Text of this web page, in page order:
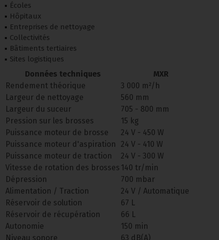
Écoles
Hôpitaux
Entreprises de nettoyage
Collectivités
Bâtiments tertiaires
Sites logistiques
Données techniques
MXR
Rendement théorique
3 000 m²/h
Largeur de nettoyage
560 mm
Largeur du suceur
705 - 800 mm
Pression sur les brosses
15 kg
Puissance moteur de brosse
24 V - 450 W
Puissance moteur d'aspiration
24 V - 410 W
Puissance moteur de traction
24 V - 300 W
Vitesse de rotation des brosses 140 tr/min
Dépression
700 mbar
Alimentation / Traction
24 V / Automatique
Réservoir de solution
67 L
Réservoir de récupération
66 L
Autonomie
150 min
Niveau sonore
63 dB(A)